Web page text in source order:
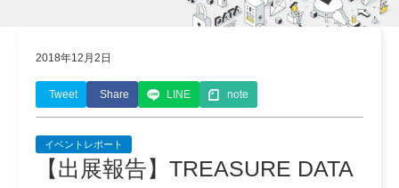
2018年12月2日
Tweet Share LINE note
イベントレポート
【出展報告】TREASURE DATA